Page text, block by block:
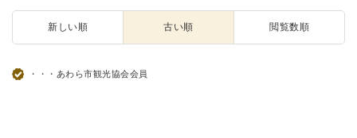
新しい順 古い順 閲覧数順
・・・あわら市観光協会会員